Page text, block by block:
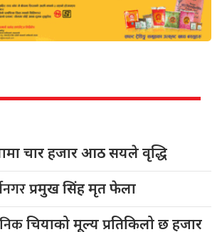
चार हजार आठ सयले वृद्धि
प्रमुख सिंह मृत फेला
चियाको मूल्य प्रतिकिलो छ हजार